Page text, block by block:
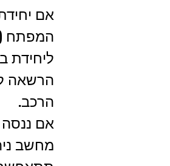
אם
המפתח
ליחידת
הרשאה
הרכב.
אם
מחשב